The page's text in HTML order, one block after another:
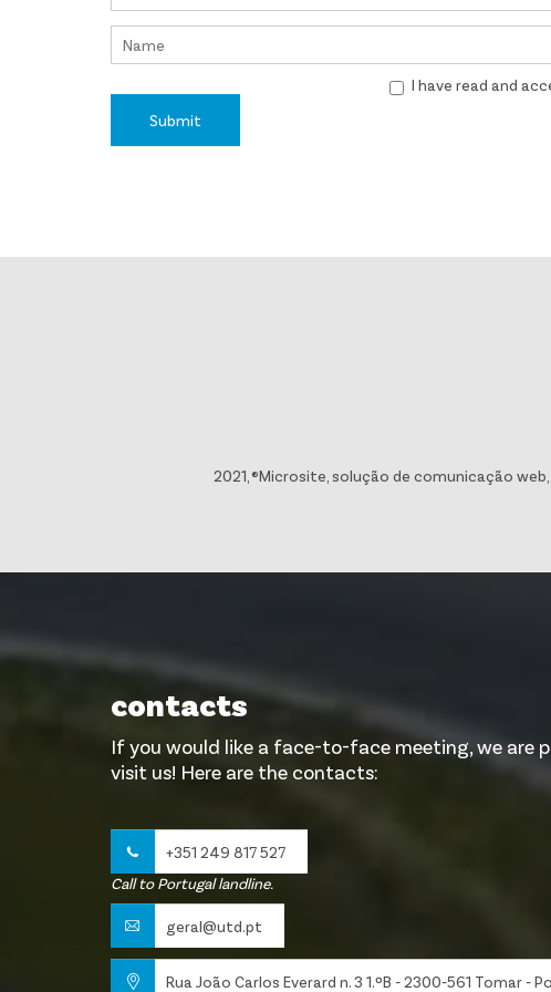
I have read and
Submit
2021, ®Microsite, solução de comunicação
contacts
If you would like a face-to-face meeting, we are
visit us! Here are the contacts:
+351 249 817 527
Call to Portugal landline.
geral@utd.pt
Rua João Carlos Everard n. 3 1.ºB - 2300-561 Tomar -